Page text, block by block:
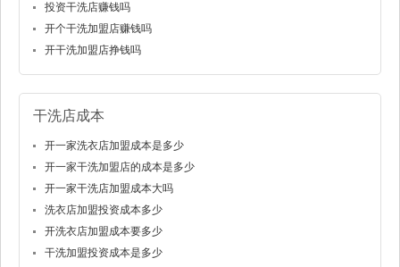
投资干洗店赚钱吗
开个干洗加盟店赚钱吗
开干洗加盟店挣钱吗
干洗店成本
开一家洗衣店加盟成本是多少
开一家干洗加盟店的成本是多少
开一家干洗店加盟成本大吗
洗衣店加盟投资成本多少
开洗衣店加盟成本要多少
干洗加盟投资成本是多少